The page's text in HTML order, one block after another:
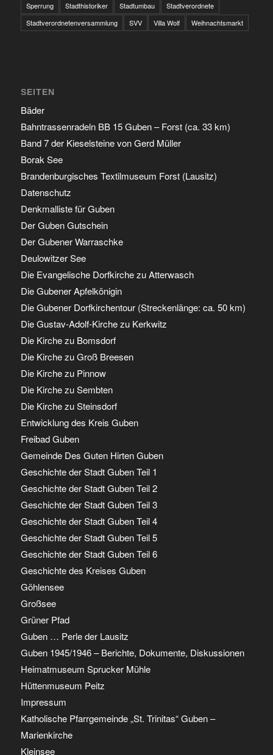
Sperrung
Stadthistoriker Stadtumbau
Stadtverordnete
Stadtverordnetenversammlung
SVV Villa Wolf Weihnachtsmarkt
SEITEN
Bäder
Bahntrassenradeln BB 15 Guben – Forst (ca. 33 km)
Band 7 der Kieselsteine von Gerd Müller
Borak See
Brandenburgisches Textilmuseum Forst (Lausitz)
Datenschutz
Denkmalliste für Guben
Der Guben Gutschein
Der Gubener Warraschke
Deulowitzer See
Die Evangelische Dorfkirche zu Atterwasch
Die Gubener Apfelkönigin
Die Gubener Dorfkirchentour (Streckenlänge: ca. 50 km)
Die Gustav-Adolf-Kirche zu Kerkwitz
Die Kirche zu Bomsdorf
Die Kirche zu Groß Breesen
Die Kirche zu Pinnow
Die Kirche zu Sembten
Die Kirche zu Steinsdorf
Entwicklung des Kreis Guben
Freibad Guben
Gemeinde Des Guten Hirten Guben
Geschichte der Stadt Guben Teil 1
Geschichte der Stadt Guben Teil 2
Geschichte der Stadt Guben Teil 3
Geschichte der Stadt Guben Teil 4
Geschichte der Stadt Guben Teil 5
Geschichte der Stadt Guben Teil 6
Geschichte des Kreises Guben
Göhlensee
Großsee
Grüner Pfad
Guben … Perle der Lausitz
Guben 1945/1946 – Berichte, Dokumente, Diskussionen
Heimatmuseum Sprucker Mühle
Hüttenmuseum Peitz
Impressum
Katholische Pfarrgemeinde „St. Trinitas“ Guben –
Marienkirche
Kleinsee